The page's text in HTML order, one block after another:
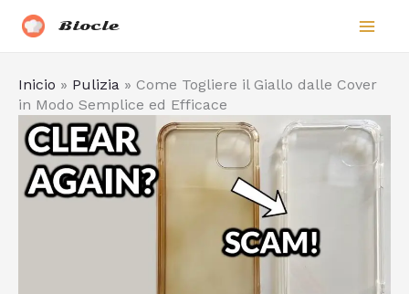
Biocle
Inicio » Pulizia » Come Togliere il Giallo dalle Cover
in Modo Semplice ed Efficace